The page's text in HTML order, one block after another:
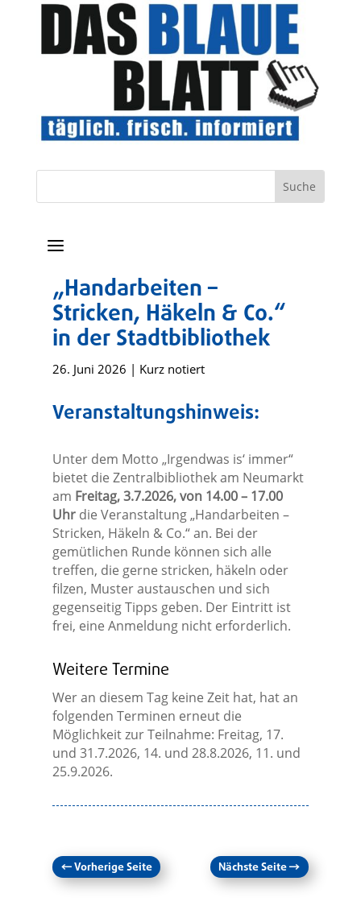
a
„Handarbeiten –
Stricken, Häkeln & Co.“
in der Stadtbibliothek
26. Juni 2026 | Kurz notiert
Veranstaltungshinweis:
Unter dem Motto „Irgendwas is‘ immer“
bietet die Zentralbibliothek am Neumarkt
am Freitag, 3.7.2026, von 14.00 – 17.00
Uhr die Veranstaltung „Handarbeiten –
Stricken, Häkeln & Co.“ an. Bei der
gemütlichen Runde können sich alle
treffen, die gerne stricken, häkeln oder
filzen, Muster austauschen und sich
gegenseitig Tipps geben. Der Eintritt ist
frei, eine Anmeldung nicht erforderlich.
Weitere Termine
Wer an diesem Tag keine Zeit hat, hat an
folgenden Terminen erneut die
Möglichkeit zur Teilnahme: Freitag, 17.
und 31.7.2026, 14. und 28.8.2026, 11. und
25.9.2026.
←Vorherige Seite Nächste Seite→